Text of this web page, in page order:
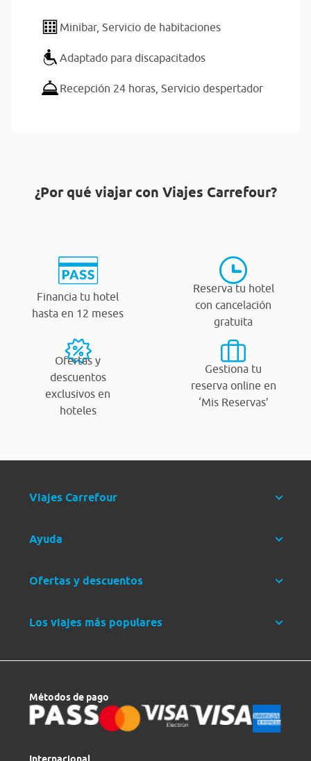
Minibar, Servicio de habitaciones
Adaptado para discapacitados
Recepción 24 horas, Servicio despertador
¿Por qué viajar con Viajes Carrefour?
Financia tu hotel
hasta en 12 meses
Reserva tu hotel
con cancelación
gratuita
Ofertas y
descuentos
exclusivos en
hoteles
Gestiona tu
reserva online en
‘Mis Reservas’
Viajes Carrefour
Ayuda
Ofertas y descuentos
Los viajes más populares
Métodos de pago